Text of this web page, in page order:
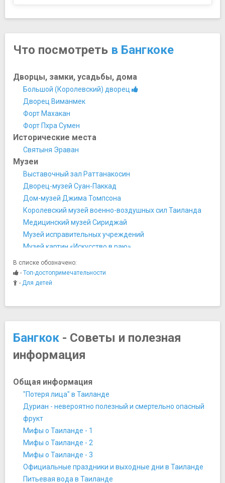
Что посмотреть в Бангкоке
Дворцы, замки, усадьбы, дома
Большой (Королевский) дворец
Дворец Виманмек
Форт Махакан
Форт Пхра Сумен
Исторические места
Святыня Эраван
Музеи
Выставочный зал Раттанакосин
Дворец-музей Суан-Паккад
Дом-музей Джима Томпсона
Королевский музей военно-воздушных сил Таиланда
Медицинский музей Сириджай
Музей исправительных учреждений
Музей картин «Искусство в раю»
Музей Короля Праджадхипока
Музей кукол
Музей мадам Тюссо
Музей Сиама
Национальный музей Бангкока
Национальный музей королевских барж
Тронный зал Ананда Самакхом
Центр культуры и искусства
Ночная жизнь, рестораны, кабаре
Ресторан Le Normandie
Ресторан Sra Bua by Kiin Kiin
Ресторан «Семь ложек»
Ресторан Россини
Хард рок кафе
Памятники, скульптуры, статуи
В списке обозначено:
- Топ-достопримечательности
- Для детей
Бангкок - Советы и полезная
информация
Общая информация
"Потеря лица" в Таиланде
Дуриан - невероятно полезный и смертельно опасный
фрукт
Мифы о Таиланде - 1
Мифы о Таиланде - 2
Мифы о Таиланде - 3
Официальные праздники и выходные дни в Таиланде
Питьевая вода в Таиланде